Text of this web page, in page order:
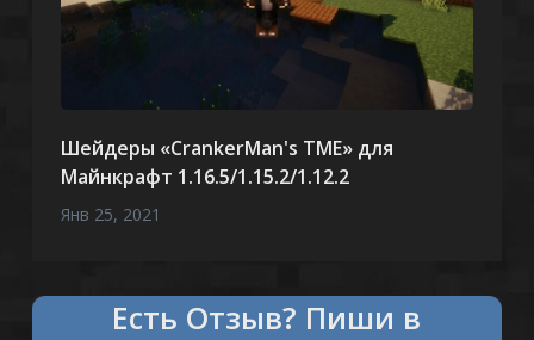
Шейдеры «CrankerMan's TME» для
Майнкрафт 1.16.5/1.15.2/1.12.2
Янв 25, 2021
Естьчто сказать?Пиши в